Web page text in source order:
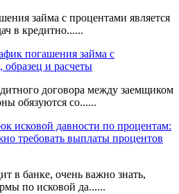
займа с процентами является
в кредитно......
погашения займа с
и расчеты
договора между заемщиком
обязуются со......
исковой давности по процентам:
требовать выплаты процентов
в банке, очень важно знать,
по исковой да......